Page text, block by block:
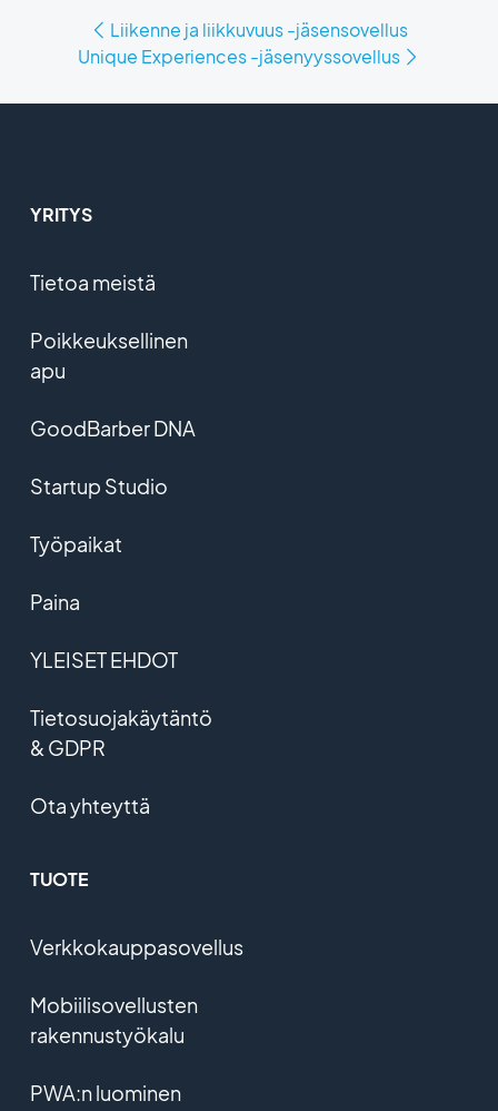
Liikenne ja liikkuvuus -jäsensovellus
Unique Experiences -jäsenyyssovellus
YRITYS
Tietoa meistä
Poikkeuksellinen
apu
GoodBarber DNA
Startup Studio
Työpaikat
Paina
YLEISET EHDOT
Tietosuojakäytäntö
& GDPR
Ota yhteyttä
TUOTE
Verkkokauppasovellus
Mobiilisovellusten
rakennustyökalu
PWA:n luominen